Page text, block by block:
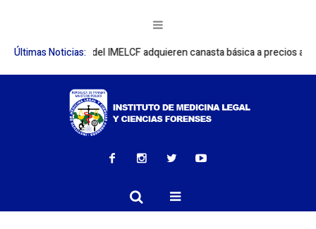
Últimas Noticias:
del IMELCF adquieren canasta básica a precios accesibles